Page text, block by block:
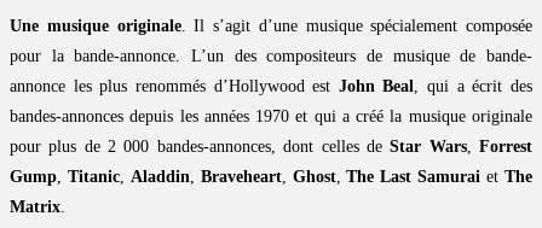
Une musique originale. Il s’agit d’une musique spécialement composée
pour la bande-annonce. L’un des compositeurs de musique de bande-
annonce les plus renommés d’Hollywood est John Beal , qui a écrit des
bandes-annonces depuis les années 1970 et qui a créé la musique originale
pour plus de 2 000 bandes-annonces, dont celles deStar Wars,Forrest
Gump Titanic, Aladdin Braveheart, Ghost,The Last Samurai etThe
Matrix